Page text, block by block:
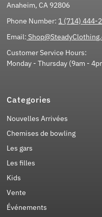
Anaheim, CA 92806
Phone Number: 1 (714) 444-
Email:
Customer Service Hours:
Monday - Thursday (9am -
Categories
Nouvelles Arrivées
Chemises de bowling
Les gars
Les filles
Kids
Vente
Événements